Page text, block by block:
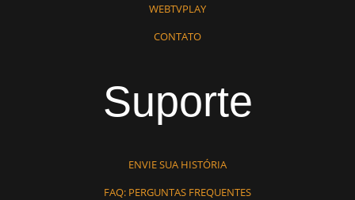
WEBTVPLAY
CONTATO
Suporte
ENVIE SUA HISTÓRIA
FAQ: PERGUNTAS FREQUENTES